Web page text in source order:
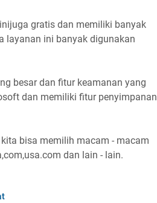
gratis dan memiliki banyak
layanan ini banyak digunakan
besar dan fitur keamanan yang
dan memiliki fitur penyimpanan
bisa memilih macam - macam
dan lain - lain.